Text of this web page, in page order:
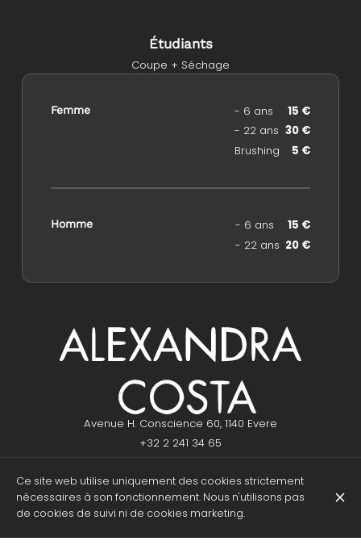
Étudiants
Coupe + Séchage
Femme - 6 ans
15 €
- 22 ans 30 €
Brushing
5 €
Homme - 6 ans
15 €
- 22 ans 20 €
Avenue H. Conscience 60, 1140 Evere
+32 2 241 34 65
HEURES D'OUVERTURE
Lundi
Fermé
Mardi
10:00 - 18:00
Ce site web utilise uniquement des cookies strictement
nécessaires à son fonctionnement. Nous n'utilisons pas
de cookies de suivi ni de cookies marketing.